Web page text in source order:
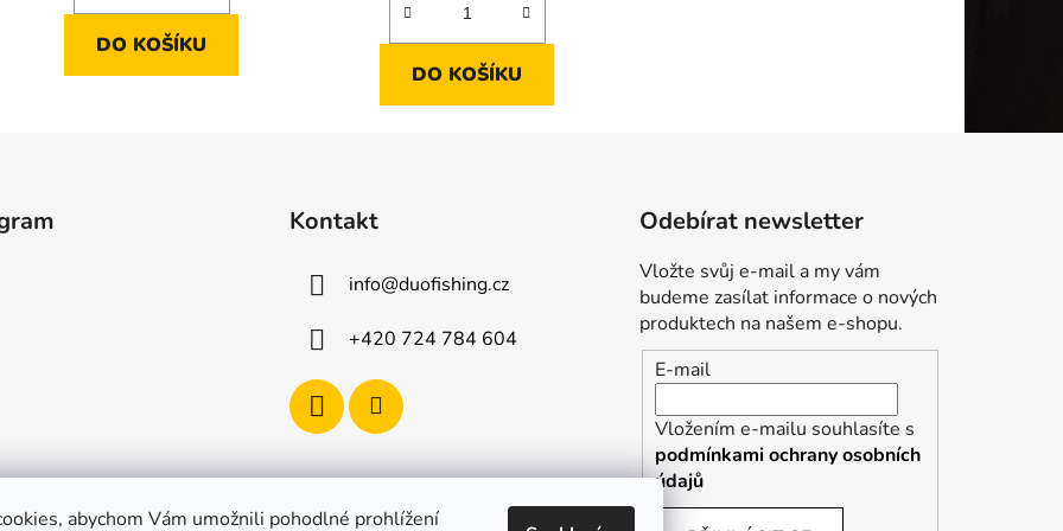
abychom Vám umožnili pohodlné prohlížení
DO KOŠÍKU
DO KOŠÍKU
Kontakt
info@duofishing.cz
+420 724 784 604
Odebírat newsletter
Vložte svůj e-mail a my vám
budeme zasílat informace o nových
produktech na našem e-shopu.
E-mail
Vložením e-mailu souhlasíte s
podmínkami ochrany osobních
údajů